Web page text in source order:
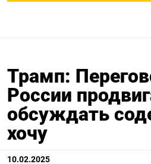
Трамп:
России
обсуждать
хочу
10.02.2025